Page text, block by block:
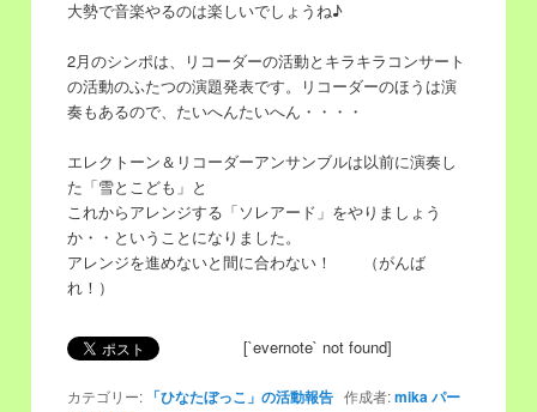
動
大勢で音楽やるのは楽しいでしょうね♪
2月のシンポは、リコーダーの活動とキラキラコンサート
の活動のふたつの演題発表です。リコーダーのほうは演
奏もあるので、たいへんたいへん・・・・
エレクトーン＆リコーダーアンサンブルは以前に演奏し
た「雪とこども」と
これからアレンジする「ソレアード」をやりましょう
か・・ということになりました。
アレンジを進めないと間に合わない！ （がんば
れ！）
[`evernote` not found]
カテゴリー: 「ひなたぼっこ」の活動報告 作成者:mikaパー